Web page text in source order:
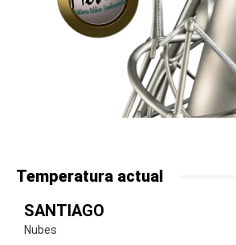
Temperatura actual
SANTIAGO
Nubes